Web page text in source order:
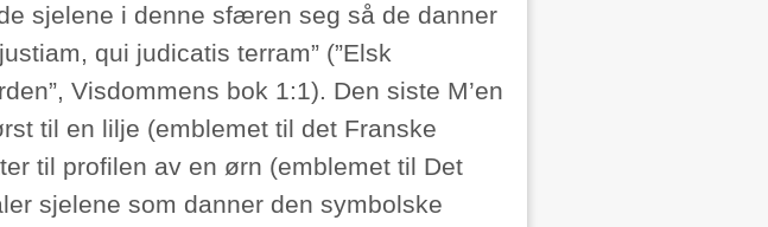
sjelene i denne sfæren seg så de danner
qui judicatis terram” (”Elsk
Visdommens bok 1:1). Den siste M’en
til en lilje (emblemet til det Franske
til profilen av en ørn (emblemet til Det
sjelene som danner den symbolske